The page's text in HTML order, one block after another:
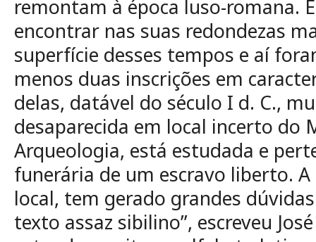
remontam à época luso-romana.
encontrar nas suas redondezas
superfície desses tempos e aí
menos duas inscrições em
delas, datável do século I d. C.,
desaparecida em local incerto do
Arqueologia, está estudada e
funerária de um escravo liberto.
local, tem gerado grandes
texto assaz sibilino”, escreveu